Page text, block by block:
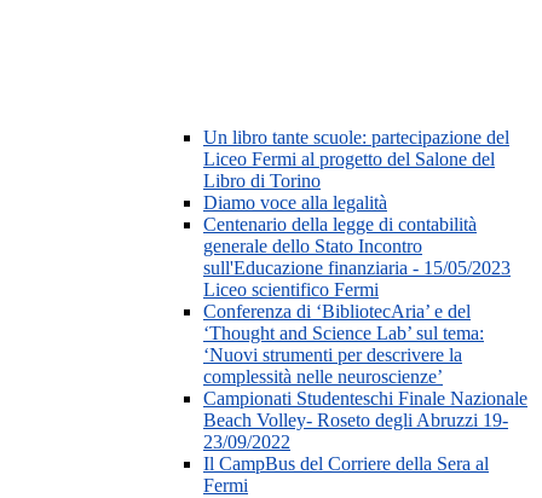
Un libro tante scuole: partecipazione del
Liceo Fermi al progetto del Salone del
Libro di Torino
Diamo voce alla legalità
Centenario della legge di contabilità
generale dello Stato Incontro
sull'Educazione finanziaria - 15/05/2023
Liceo scientifico Fermi
Conferenza di ‘BibliotecAria’ e del
‘Thought and Science Lab’ sul tema:
‘Nuovi strumenti per descrivere la
complessità nelle neuroscienze’
Campionati Studenteschi Finale Nazionale
Beach Volley- Roseto degli Abruzzi 19-
23/09/2022
Il CampBus del Corriere della Sera al
Fermi